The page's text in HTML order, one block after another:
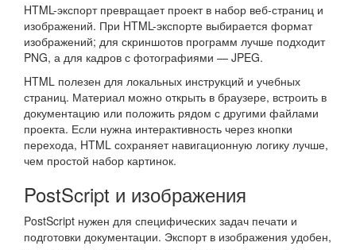
HTML-экспорт превращает проект в набор веб-страниц и
изображений. При HTML-экспорте выбирается формат
изображений; для скриншотов программ лучше подходит
PNG, а для кадров с фотографиями — JPEG.
HTML полезен для локальных инструкций и учебных
страниц. Материал можно открыть в браузере, встроить в
документацию или положить рядом с другими файлами
проекта. Если нужна интерактивность через кнопки
перехода, HTML сохраняет навигационную логику лучше,
чем простой набор картинок.
PostScript и изображения
PostScript нужен для специфических задач печати и
подготовки документации. Экспорт в изображения удобен,